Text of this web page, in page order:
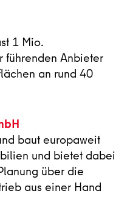
1 Mio.
führenden Anbieter
an rund 40
baut europaweit
und bietet dabei
über die
aus einer Hand